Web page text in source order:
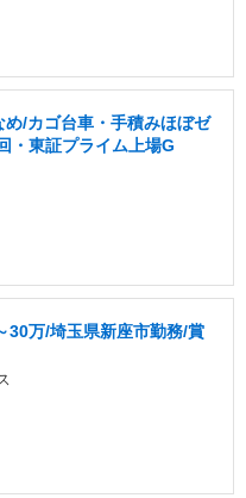
/カゴ台車・手積みほぼゼ
・東証プライム上場G
30万/埼玉県新座市勤務/賞